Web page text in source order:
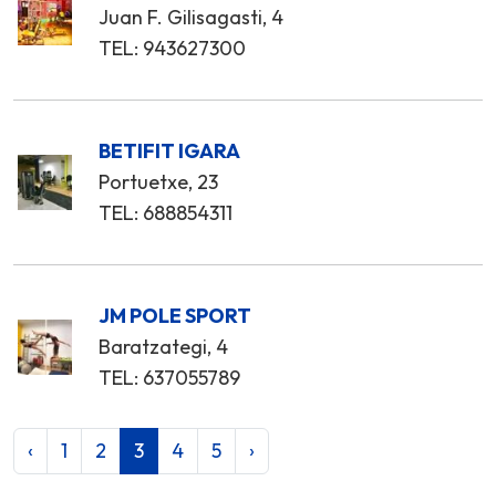
Juan F. Gilisagasti, 4
TEL: 943627300
BETIFIT IGARA
Portuetxe, 23
TEL: 688854311
JM POLE SPORT
Baratzategi, 4
TEL: 637055789
‹ 1 2 3 4 5 ›